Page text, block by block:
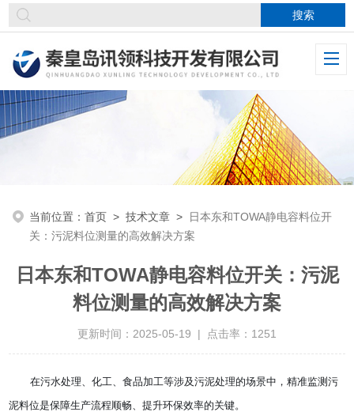
当前位置：首页 >技术文章 > 日本东和TOWA静电容料位开
关：污泥料位测量的高效解决方案
日本东和TOWA静电容料位开关：污泥
料位测量的高效解决方案
更新时间：2025-05-19 | 点击率：1251
在污水处理、化工、食品加工等涉及污泥处理的场景中，精准监测污
泥料位是保障生产流程顺畅、提升环保效率的关键。